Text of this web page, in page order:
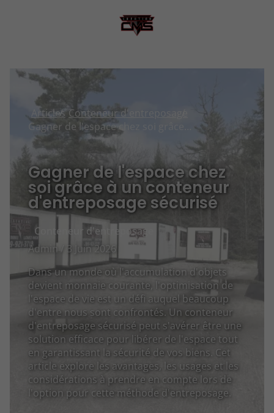
Articles Conteneur d'entreposage
Gagner de l'espace chez
soi grâce à un conteneur
d'entreposage sécurisé
Conteneur d'entreposage
Admin / 3 Juin 2026
Dans un monde où l'accumulation d'objets
devient monnaie courante, l'optimisation de
l'espace de vie est un défi auquel beaucoup
d'entre nous sont confrontés. Un conteneur
d'entreposage sécurisé peut s'avérer être une
solution efficace pour libérer de l'espace tout
en garantissant la sécurité de vos biens. Cet
article explore les avantages, les usages et les
considérations à prendre en compte lors de
l'option pour cette méthode d'entreposage.